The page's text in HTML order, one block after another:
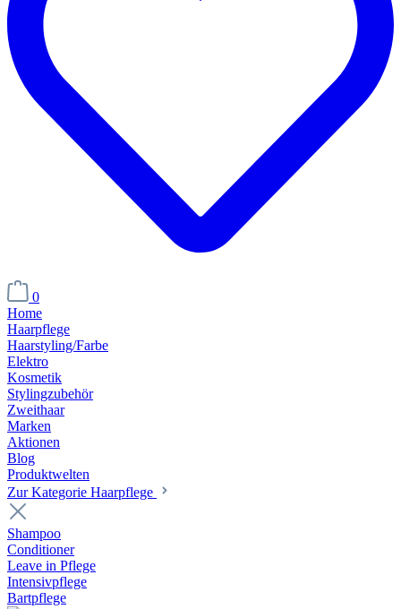
0
Home
Haarpflege
Haarstyling/Farbe
Elektro
Kosmetik
Stylingzubehör
Zweithaar
Marken
Aktionen
Blog
Produktwelten
Zur Kategorie Haarpflege
Shampoo
Conditioner
Leave in Pflege
Intensivpflege
Bartpflege